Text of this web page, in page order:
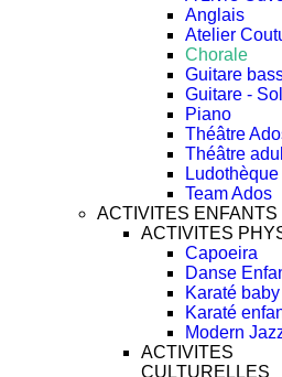
Anglais
Atelier
Chorale
Guitare
Guitare -
Piano
Théâtre
Théâtre
Ludothèque
Team Ados
ACTIVITES ENFANTS
ACTIVITES
Capoeira
Danse
Karaté baby
Karaté
Modern
ACTIVITES
CULTURELLES